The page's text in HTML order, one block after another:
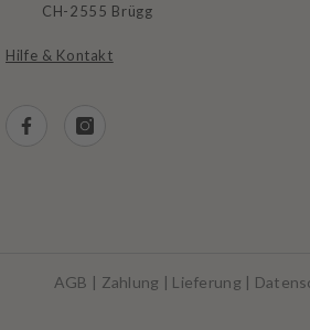
CH-2555 Brügg
Hilfe & Kontakt
AGB | Zahlung | Lieferung |